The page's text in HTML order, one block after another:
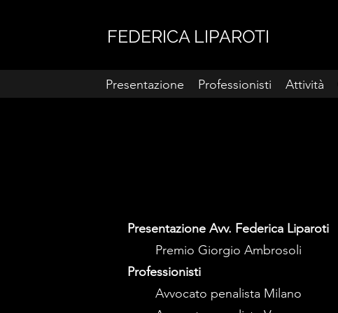
FEDERICA LIPAROTI
Presentazione Professionisti Attività
Presentazione Avv. Federica Liparoti
Premio Giorgio Ambrosoli
Professionisti
Avvocato penalista Milano